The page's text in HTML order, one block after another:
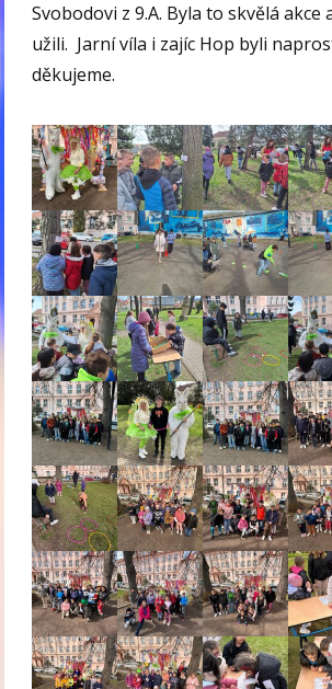
Svobodovi z 9.A. Byla to skvělá akce
užili. Jarní víla i zajíc Hop byli
děkujeme.